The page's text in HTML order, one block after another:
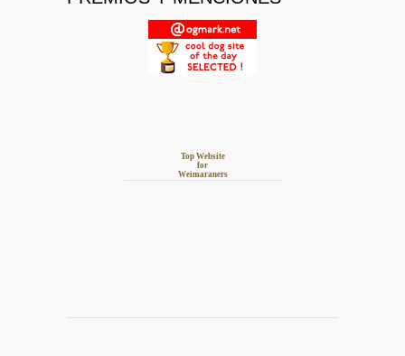
Top Website
for
Weimaraners